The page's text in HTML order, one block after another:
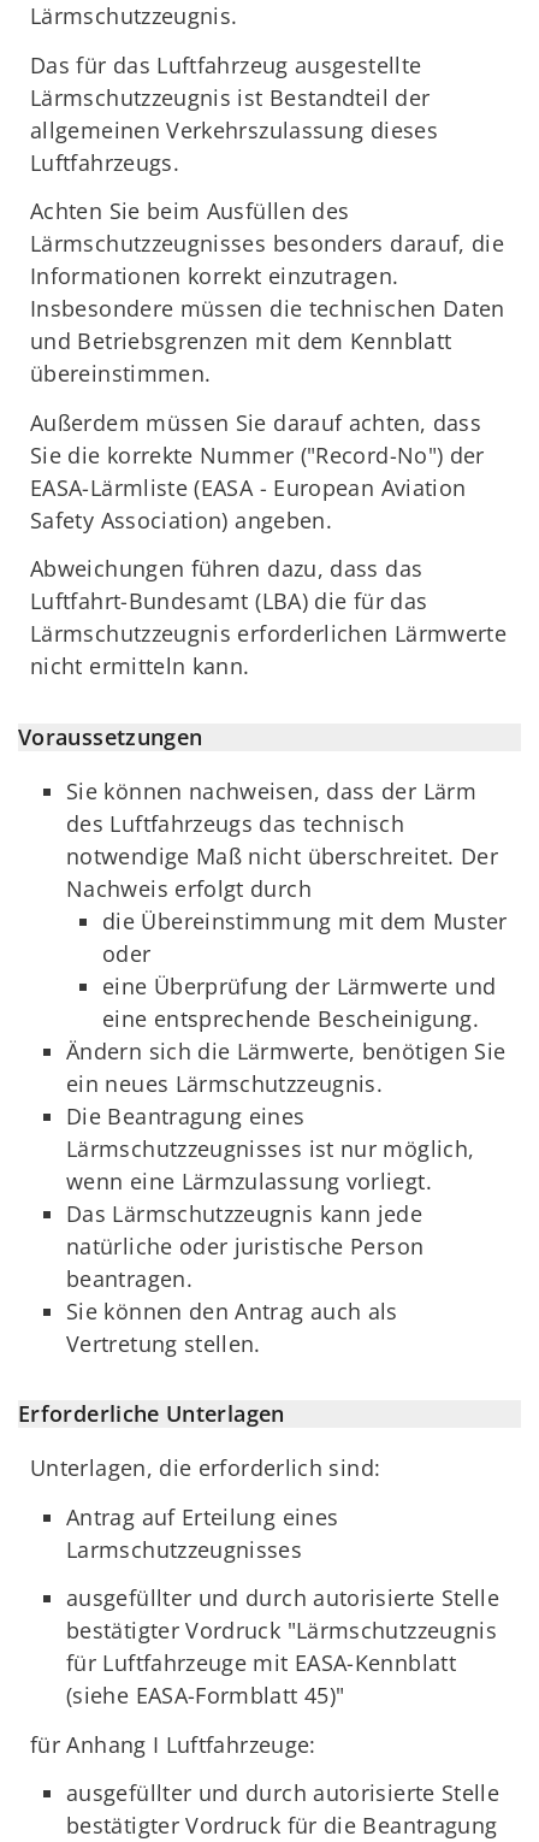
Lärmschutzzeugnis.
Das für das Luftfahrzeug ausgestellte
Lärmschutzzeugnis ist Bestandteil der
allgemeinen Verkehrszulassung dieses
Luftfahrzeugs.
Achten Sie beim Ausfüllen des
Lärmschutzzeugnisses besonders darauf, die
Informationen korrekt einzutragen.
Insbesondere müssen die technischen Daten
und Betriebsgrenzen mit dem Kennblatt
übereinstimmen.
Außerdem müssen Sie darauf achten, dass
Sie die korrekte Nummer ("Record-No") der
EASA-Lärmliste (EASA - European Aviation
Safety Association) angeben.
Abweichungen führen dazu, dass das
Luftfahrt-Bundesamt (LBA) die für das
Lärmschutzzeugnis erforderlichen Lärmwerte
nicht ermitteln kann.
Voraussetzungen
Sie können nachweisen, dass der Lärm
des Luftfahrzeugs das technisch
notwendige Maß nicht überschreitet. Der
Nachweis erfolgt durch
die Übereinstimmung mit dem Muster
oder
eine Überprüfung der Lärmwerte und
eine entsprechende Bescheinigung.
Ändern sich die Lärmwerte, benötigen Sie
ein neues Lärmschutzzeugnis.
Die Beantragung eines
Lärmschutzzeugnisses ist nur möglich,
wenn eine Lärmzulassung vorliegt.
Das Lärmschutzzeugnis kann jede
natürliche oder juristische Person
beantragen.
Sie können den Antrag auch als
Vertretung stellen.
Erforderliche Unterlagen
Unterlagen, die erforderlich sind:
Antrag auf Erteilung eines
Larmschutzzeugnisses
ausgefüllter und durch autorisierte Stelle
bestätigter Vordruck "Lärmschutzzeugnis
für Luftfahrzeuge mit EASA-Kennblatt
(siehe EASA-Formblatt 45)"
für Anhang I Luftfahrzeuge:
ausgefüllter und durch autorisierte Stelle
bestätigter Vordruck für die Beantragung